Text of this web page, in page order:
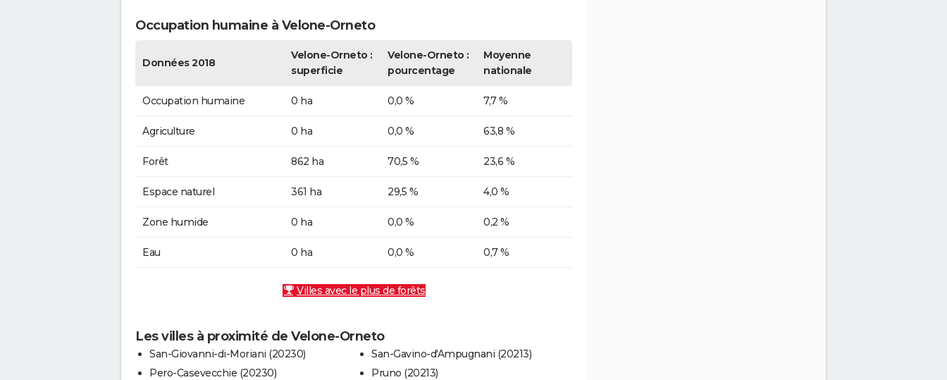
Occupation humaine à Velone-Orneto
Données 2018
Velone-Orneto :
superficie
Velone-Orneto :
pourcentage
Moyenne
nationale
Occupation humaine 0 ha 0,0 % 7,7 %
Agriculture 0 ha 0,0 % 63,8 %
Forêt 862 ha 70,5 % 23,6 %
Espace naturel 361 ha 29,5 % 4,0 %
Zone humide 0 ha 0,0 % 0,2 %
Eau 0 ha 0,0 % 0,7 %
Villes avec le plus de forêts
Les villes à proximité de Velone-Orneto
San-Giovanni-di-Moriani (20230)
Pero-Casevecchie (20230)
San-Gavino-d'Ampugnani (20213)
Pruno (20213)